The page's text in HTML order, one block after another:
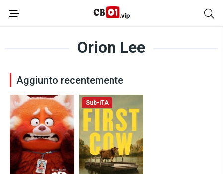
Orion Lee
Aggiunto recentemente
Sub-iTA